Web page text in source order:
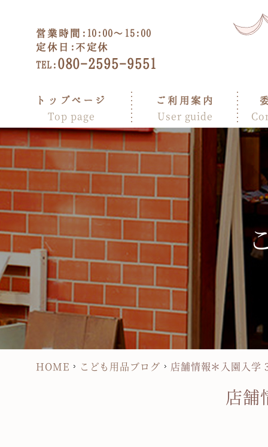
営業時間: 10:00～15:00
定休日: 不定休
TEL: 080-2595-9551
トップページ
Top page
ご利用案内
User guide
HOME こども用品ブログ 店舗情報＊入園入
店